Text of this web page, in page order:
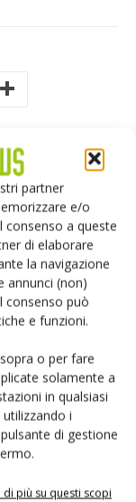
partner
e/o
consenso a queste
di elaborare
la navigazione
annunci (non)
consenso può
e funzioni.
o per fare
solamente a
in qualsiasi
i
di gestione
di più su questi scopi
PoE
da 90W
Machine